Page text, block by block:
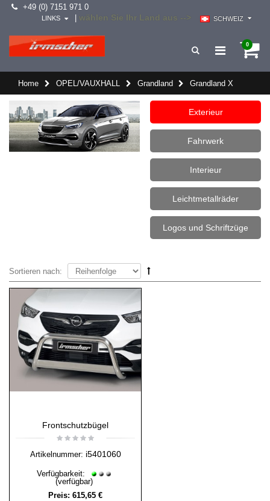
+49 (0) 7151 971 0
wählen Sie Ihr Land aus --> SCHWEIZ
LINKS
0
Home OPEL/VAUXHALL Grandland Grandland X
Exterieur
Fahrwerk
Interieur
Leichtmetallräder
Logos und Schriftzüge
Sortieren nach:
Frontschutzbügel
Artikelnummer: i5401060
Verfügbarkeit:
(verfügbar)
Preis: 615,65 €